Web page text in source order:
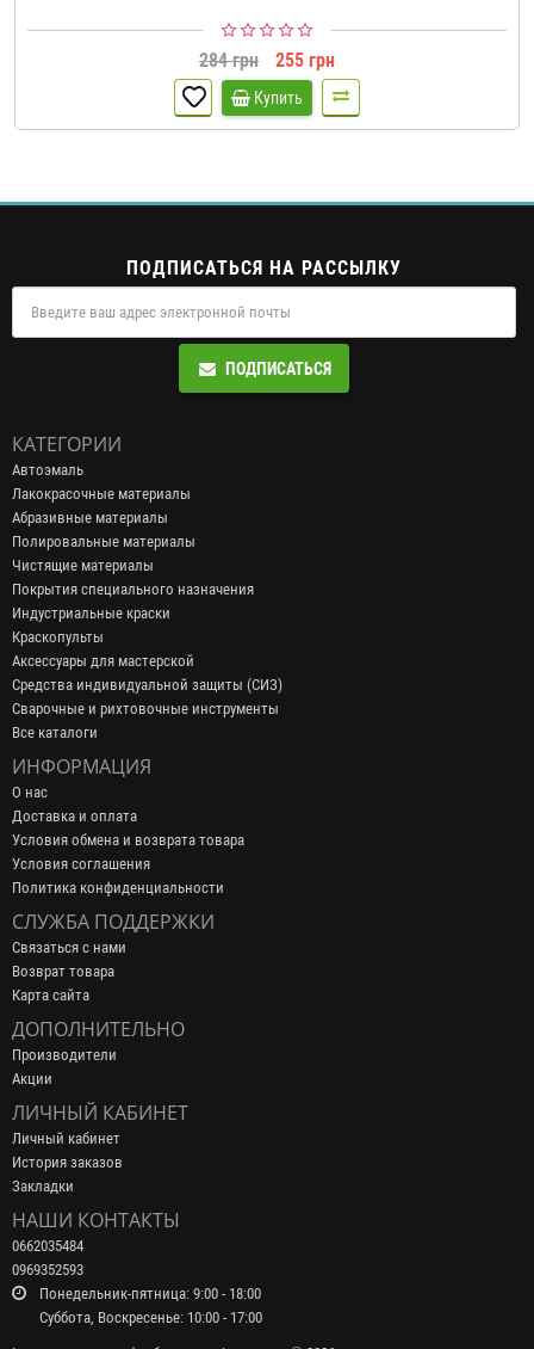
284 грн 255 грн
Купить
ПОДПИСАТЬСЯ НА РАССЫЛКУ
ПОДПИСАТЬСЯ
КАТЕГОРИИ
Автоэмаль
Лакокрасочные материалы
Абразивные материалы
Полировальные материалы
Чистящие материалы
Покрытия специального назначения
Индустриальные краски
Краскопульты
Аксессуары для мастерской
Средства индивидуальной защиты (СИЗ)
Сварочные и рихтовочные инструменты
Все каталоги
ИНФОРМАЦИЯ
О нас
Доставка и оплата
Условия обмена и возврата товара
Условия соглашения
Политика конфиденциальности
СЛУЖБА ПОДДЕРЖКИ
Связаться с нами
Возврат товара
Карта сайта
ДОПОЛНИТЕЛЬНО
Производители
Акции
ЛИЧНЫЙ КАБИНЕТ
Личный кабинет
История заказов
Закладки
НАШИ КОНТАКТЫ
0662035484
0969352593
Понедельник-пятница: 9:00 - 18:00
Суббота, Воскресенье: 10:00 - 17:00